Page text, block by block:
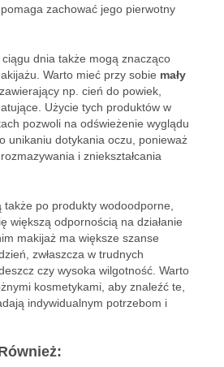
zachować jego pierwotny
dnia także mogą znacząco
Warto mieć przy sobie mały
, zawierający np. cień do powiek,
Użycie tych produktów w
pozwoli na odświeżenie wyglądu
unikaniu dotykania oczu, ponieważ
i zniekształcania
po produkty wodoodporne,
większą odpornością na działanie
makijaż ma większe szanse
zwłaszcza w trudnych
czy wysoka wilgotność. Warto
kosmetykami, aby znaleźć te,
indywidualnym potrzebom i